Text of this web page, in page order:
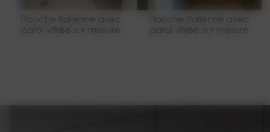
Douche Italienne avec
paroi vitrée sur mesure
Douche Italienne avec
paroi vitrée sur mesure